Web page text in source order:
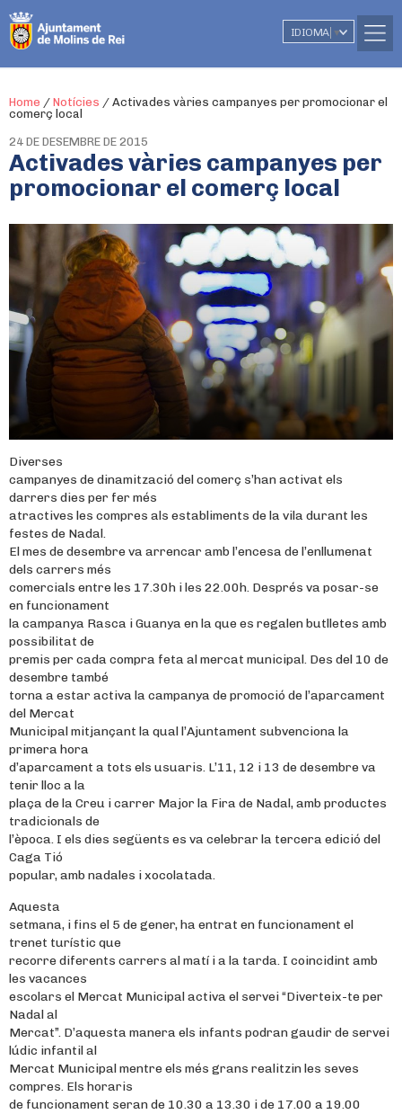
IDIOMA ▼
Home / Notícies / Activades vàries campanyes per promocionar el
comerç local
24 DE DESEMBRE DE 2015
Activades vàries campanyes per
promocionar el comerç local
Diverses
campanyes de dinamització del comerç s’han activat els
darrers dies per fer més
atractives les compres als establiments de la vila durant les
festes de Nadal.
El mes de desembre va arrencar amb l’encesa de l’enllumenat
dels carrers més
comercials entre les 17.30h i les 22.00h. Després va posar-se
en funcionament
la campanya Rasca i Guanya en la que es regalen butlletes amb
possibilitat de
premis per cada compra feta al mercat municipal. Des del 10 de
desembre també
torna a estar activa la campanya de promoció de l’aparcament
del Mercat
Municipal mitjançant la qual l’Ajuntament subvenciona la
primera hora
d’aparcament a tots els usuaris. L’11, 12 i 13 de desembre va
tenir lloc a la
plaça de la Creu i carrer Major la Fira de Nadal, amb productes
tradicionals de
l’època. I els dies següents es va celebrar la tercera edició del
Caga Tió
popular, amb nadales i xocolatada.
Aquesta
setmana, i fins el 5 de gener, ha entrat en funcionament el
trenet turístic que
recorre diferents carrers al matí i a la tarda. I coincidint amb
les vacances
escolars el Mercat Municipal activa el servei “Diverteix-te per
Nadal al
Mercat”. D’aquesta manera els infants podran gaudir de servei
lúdic infantil al
Mercat Municipal mentre els més grans realitzin les seves
compres. Els horaris
de funcionament seran de 10.30 a 13.30 i de 17.00 a 19.00